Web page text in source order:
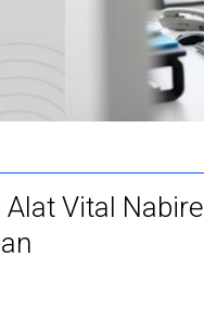
Vital Nabire